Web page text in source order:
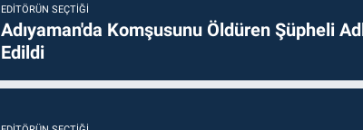
EDITÖRÜN SEÇTIĞI
Adıyaman'da Komşusunu Öldüren Şüpheli
Edildi